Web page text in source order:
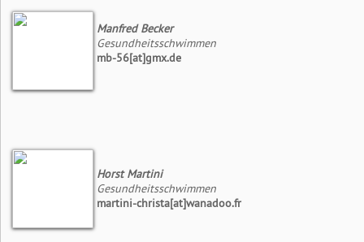
Manfred Becker
Gesundheitsschwimmen
mb-56[at]gmx.de
Horst Martini
Gesundheitsschwimmen
martini-christa[at]wanadoo.fr